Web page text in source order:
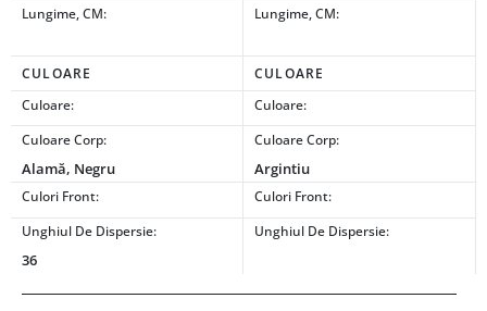
Lungime, CM: Lungime, CM:
CULOARE
CULOARE
Culoare:
Culoare:
Culoare Corp:
Alamă, Negru
Culoare Corp:
Argintiu
Culori Front:
Culori Front:
Unghiul De Dispersie:
36
Unghiul De Dispersie: